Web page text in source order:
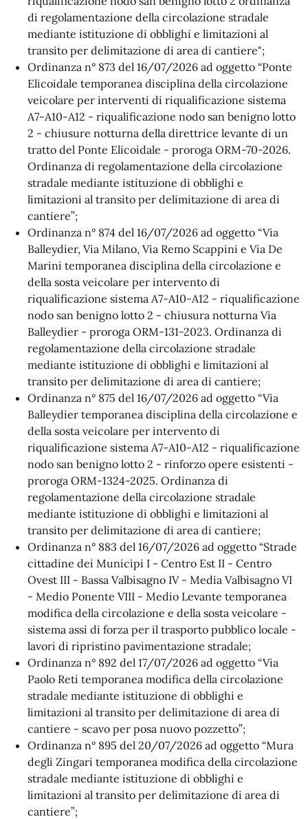
di regolamentazione della circolazione stradale
mediante istituzione di obblighi e limitazioni al
transito per delimitazione di area di cantiere";
Ordinanza n° 873 del 16/07/2026 ad oggetto “Ponte
Elicoidale temporanea disciplina della circolazione
veicolare per interventi di riqualificazione sistema
A7-A10-A12 - riqualificazione nodo san benigno lotto
2 - chiusure notturna della direttrice levante di un
tratto del Ponte Elicoidale - proroga ORM-70-2026.
Ordinanza di regolamentazione della circolazione
stradale mediante istituzione di obblighi e
limitazioni al transito per delimitazione di area di
cantiere”;
Ordinanza n° 874 del 16/07/2026 ad oggetto “Via
Balleydier, Via Milano, Via Remo Scappini e Via De
Marini temporanea disciplina della circolazione e
della sosta veicolare per intervento di
riqualificazione sistema A7-A10-A12 - riqualificazione
nodo san benigno lotto 2 - chiusura notturna Via
Balleydier - proroga ORM-131-2023. Ordinanza di
regolamentazione della circolazione stradale
mediante istituzione di obblighi e limitazioni al
transito per delimitazione di area di cantiere;
Ordinanza n° 875 del 16/07/2026 ad oggetto “Via
Balleydier temporanea disciplina della circolazione e
della sosta veicolare per intervento di
riqualificazione sistema A7-A10-A12 - riqualificazione
nodo san benigno lotto 2 - rinforzo opere esistenti -
proroga ORM-1324-2025. Ordinanza di
regolamentazione della circolazione stradale
mediante istituzione di obblighi e limitazioni al
transito per delimitazione di area di cantiere;
Ordinanza n° 883 del 16/07/2026 ad oggetto “Strade
cittadine dei Municipi I - Centro Est II - Centro
Ovest III - Bassa Valbisagno IV - Media Valbisagno VI
- Medio Ponente VIII - Medio Levante temporanea
modifica della circolazione e della sosta veicolare -
sistema assi di forza per il trasporto pubblico locale -
lavori di ripristino pavimentazione stradale;
Ordinanza n° 892 del 17/07/2026 ad oggetto “Via
Paolo Reti temporanea modifica della circolazione
stradale mediante istituzione di obblighi e
limitazioni al transito per delimitazione di area di
cantiere - scavo per posa nuovo pozzetto”;
Ordinanza n° 895 del 20/07/2026 ad oggetto “Mura
degli Zingari temporanea modifica della circolazione
stradale mediante istituzione di obblighi e
limitazioni al transito per delimitazione di area di
cantiere”;